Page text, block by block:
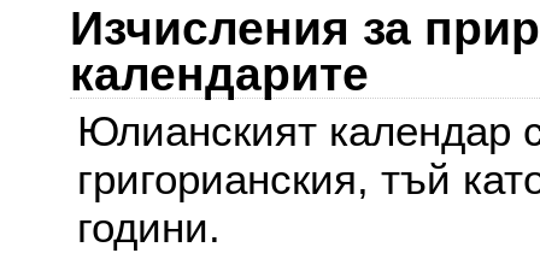
Изчисления за
календарите
Юлианският календар
григорианския, тъй
години.